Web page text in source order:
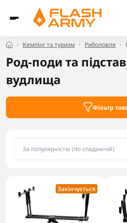
Кемпінг та туризм Риболовля
Род-поди та
вудлища
Фільтр
Закінчується